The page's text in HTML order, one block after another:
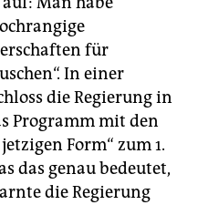
für
In einer
die Regierung in
Programm mit den
Form“ zum 1.
das genau bedeutet,
die Regierung